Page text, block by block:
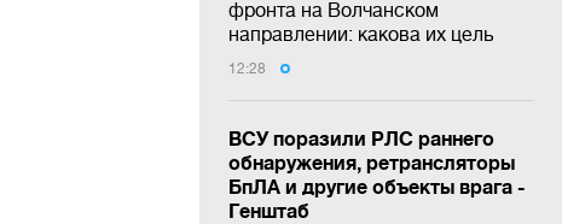
фронта на Волчанском
направлении: какова их цель
12:28
ВСУ поразили РЛС раннего
обнаружения, ретрансляторы
БпЛА и другие объекты врага -
Генштаб